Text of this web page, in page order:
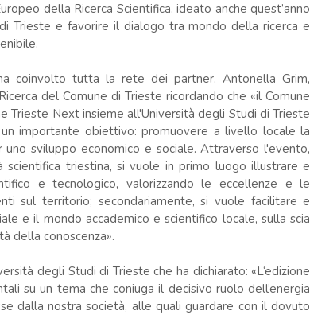
della Ricerca Scientifica, ideato anche quest’anno
Trieste e favorire il dialogo tra mondo della ricerca e
coinvolto tutta la rete dei partner, Antonella Grim,
del Comune di Trieste ricordando che «il Comune
Trieste Next insieme all'Università degli Studi di Trieste
importante obiettivo: promuovere a livello locale la
sviluppo economico e sociale. Attraverso l'evento,
triestina, si vuole in primo luogo illustrare e
e tecnologico, valorizzando le eccellenze e le
sul territorio; secondariamente, si vuole facilitare e
e il mondo accademico e scientifico locale, sulla scia
della conoscenza».
degli Studi di Trieste che ha dichiarato: «L‘edizione
su un tema che coniuga il decisivo ruolo dell’energia
dalla nostra società, alle quali guardare con il dovuto